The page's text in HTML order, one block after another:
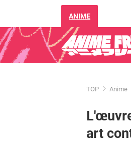
ANIME
TOP Anime
art